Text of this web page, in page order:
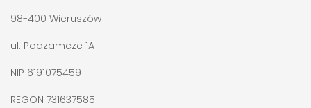
98-400 Wieruszów
ul. Podzamcze 1A
NIP 6191075459
REGON 731637585